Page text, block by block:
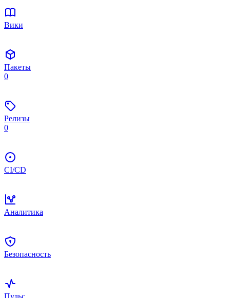
Вики
Пакеты
0
Релизы
0
CI/CD
Аналитика
Безопасность
Пульс